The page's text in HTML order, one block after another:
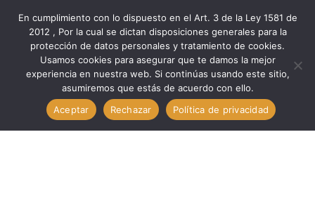
Marcas
Minipa
Verificación Med ALICATE DIGITAL CAT IV 600V/4000HMS //
MINIPA ET-3710
En cumplimiento con lo dispuesto en el Art. 3 de la Ley 1581 de
2012 , Por la cual se dictan disposiciones generales para la
protección de datos personales y tratamiento de cookies.
Usamos cookies para asegurar que te damos la mejor
experiencia en nuestra web. Si continúas usando este sitio,
asumiremos que estás de acuerdo con ello.
Aceptar
Rechazar Política de privacidad